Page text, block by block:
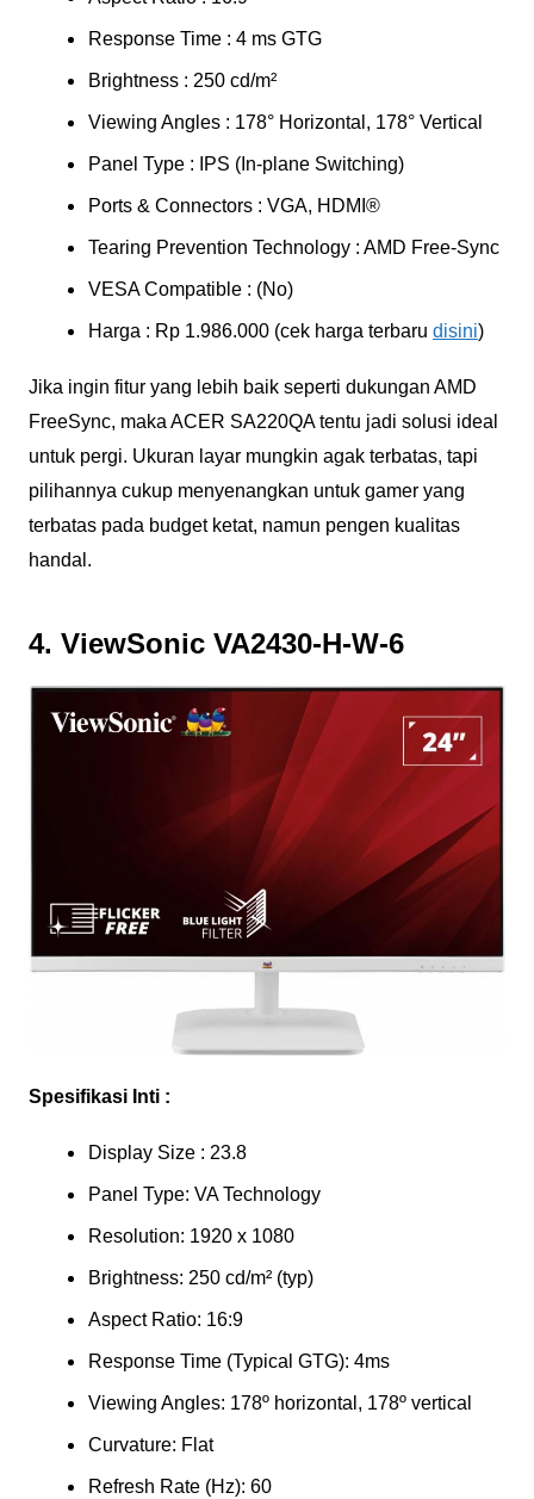
Response Time : 4 ms GTG
Brightness : 250 cd/m²
Viewing Angles : 178° Horizontal, 178° Vertical
Panel Type : IPS (In-plane Switching)
Ports & Connectors : VGA, HDMI®
Tearing Prevention Technology : AMD Free-Sync
VESA Compatible : (No)
Harga : Rp 1.986.000 (cek harga terbaru disini)
Jika ingin fitur yang lebih baik seperti dukungan AMD
FreeSync, maka ACER SA220QA tentu jadi solusi ideal
untuk pergi. Ukuran layar mungkin agak terbatas, tapi
pilihannya cukup menyenangkan untuk gamer yang
terbatas pada budget ketat, namun pengen kualitas
handal.
4. ViewSonic VA2430-H-W-6
Spesifikasi Inti :
Display Size : 23.8
Panel Type: VA Technology
Resolution: 1920 x 1080
Brightness: 250 cd/m² (typ)
Aspect Ratio: 16:9
Response Time (Typical GTG): 4ms
Viewing Angles: 178º horizontal, 178º vertical
Curvature: Flat
Refresh Rate (Hz): 60